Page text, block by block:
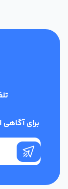
برای آگاهی